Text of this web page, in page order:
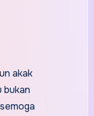
akak
bukan